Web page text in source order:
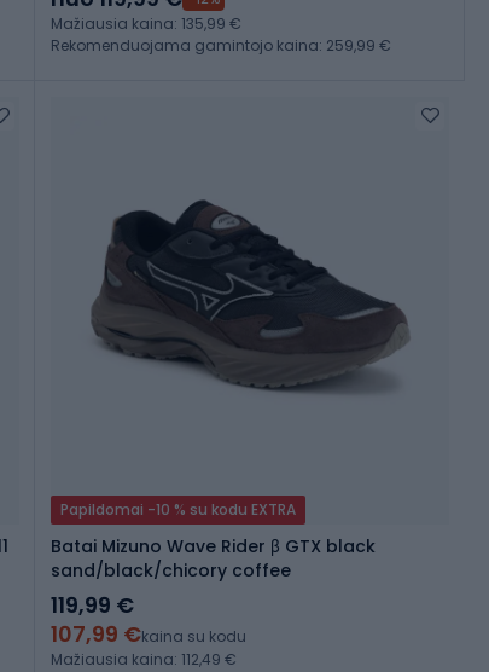
Mažiausia kaina: 135,99 €
Rekomenduojama gamintojo kaina: 259,99 €
Papildomai -10 % su kodu EXTRA
Batai Mizuno Wave Rider β GTX black
sand/black/chicory coffee
119,99 €
107,99 €kaina su kodu
Mažiausia kaina: 112,49 €